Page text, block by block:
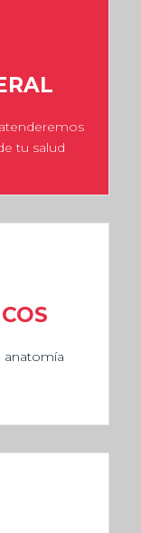
tu salud
anatomía